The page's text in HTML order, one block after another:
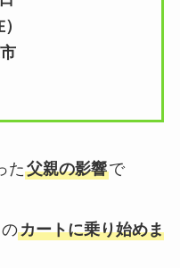
た父親の影響で
カートに乗り始めま